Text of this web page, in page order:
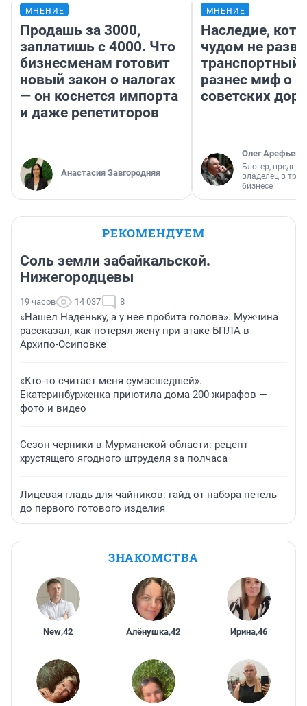
МНЕНИЕ
Продашь за 3000,
заплатишь с 4000. Что
бизнесменам готовит
новый закон о налогах
— он коснется импорта
и даже репетиторов
Анастасия Завгородняя
МНЕНИЕ
Наследие,
чудом не
транспортный
разнес миф о
советских
Олег Арефьев
Блогер,
владелец в
бизнесе
РЕКОМЕНДУЕМ
Соль земли забайкальской.
Нижегородцевы
19 часов 14 037 8
«Нашел Наденьку, а у нее пробита голова». Мужчина
рассказал, как потерял жену при атаке БПЛА в
Архипо-Осиповке
«Кто-то считает меня сумасшедшей».
Екатеринбурженка приютила дома 200 жирафов —
фото и видео
Сезон черники в Мурманской области: рецепт
хрустящего ягодного штруделя за полчаса
Лицевая гладь для чайников: гайд от набора петель
до первого готового изделия
ЗНАКОМСТВА
New,42 Алёнушка,42 Ирина,46